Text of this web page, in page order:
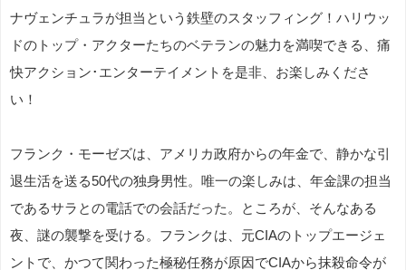
ナヴェンチュラが担当という鉄壁のスタッフィング！ハリウッ
ドのトップ・アクターたちのベテランの魅力を満喫できる、痛
快アクション･エンターテイメントを是非、お楽しみくださ
い！
フランク・モーゼズは、アメリカ政府からの年金で、静かな引
退生活を送る50代の独身男性。唯一の楽しみは、年金課の担当
であるサラとの電話での会話だった。ところが、そんなある
夜、謎の襲撃を受ける。フランクは、元CIAのトップエージェ
ントで、かつて関わった極秘任務が原因でCIAから抹殺命令が